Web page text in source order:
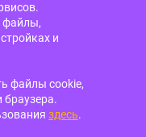
файлы,
и
файлы cookie,
браузера.
здесь.